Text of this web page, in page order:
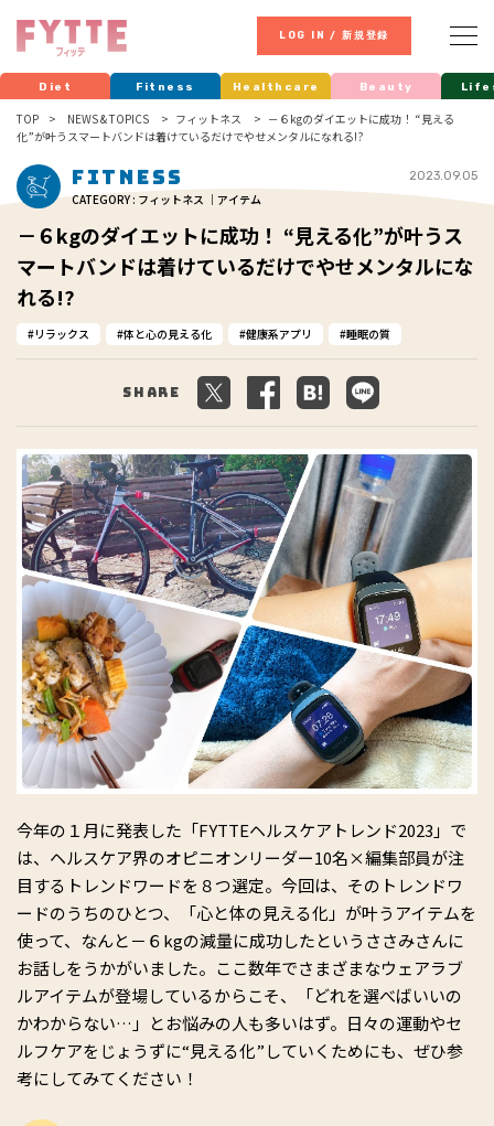
LOG IN / 新規登録
Diet Fitness Healthcare Beauty
TOP NEWS & TOPICS フィットネス
－６kgのダイエットに成功！ “見える
化”が叶うスマートバンドは着けているだけでやせメンタルになれる!?
Fitness
CATEGORY : フィットネス ｜アイテム
2023.09.05
－６kgのダイエットに成功！ “見える化”が叶うス
マートバンドは着けているだけでやせメンタルにな
れる!?
リラックス 体と心の見える化 健康系アプリ 睡眠の質
Share
今年の１月に発表した「FYTTEヘルスケアトレンド2023」で
は、ヘルスケア界のオピニオンリーダー10名×編集部員が注
目するトレンドワードを８つ選定。今回は、そのトレンドワ
ードのうちのひとつ、「心と体の見える化」が叶うアイテムを
使って、なんと－６kgの減量に成功したというささみさんに
お話しをうかがいました。ここ数年でさまざまなウェアラブ
ルアイテムが登場しているからこそ、「どれを選べばいいの
かわからない…」とお悩みの人も多いはず。日々の運動やセ
ルフケアをじょうずに“見える化”していくためにも、ぜひ参
考にしてみてください！